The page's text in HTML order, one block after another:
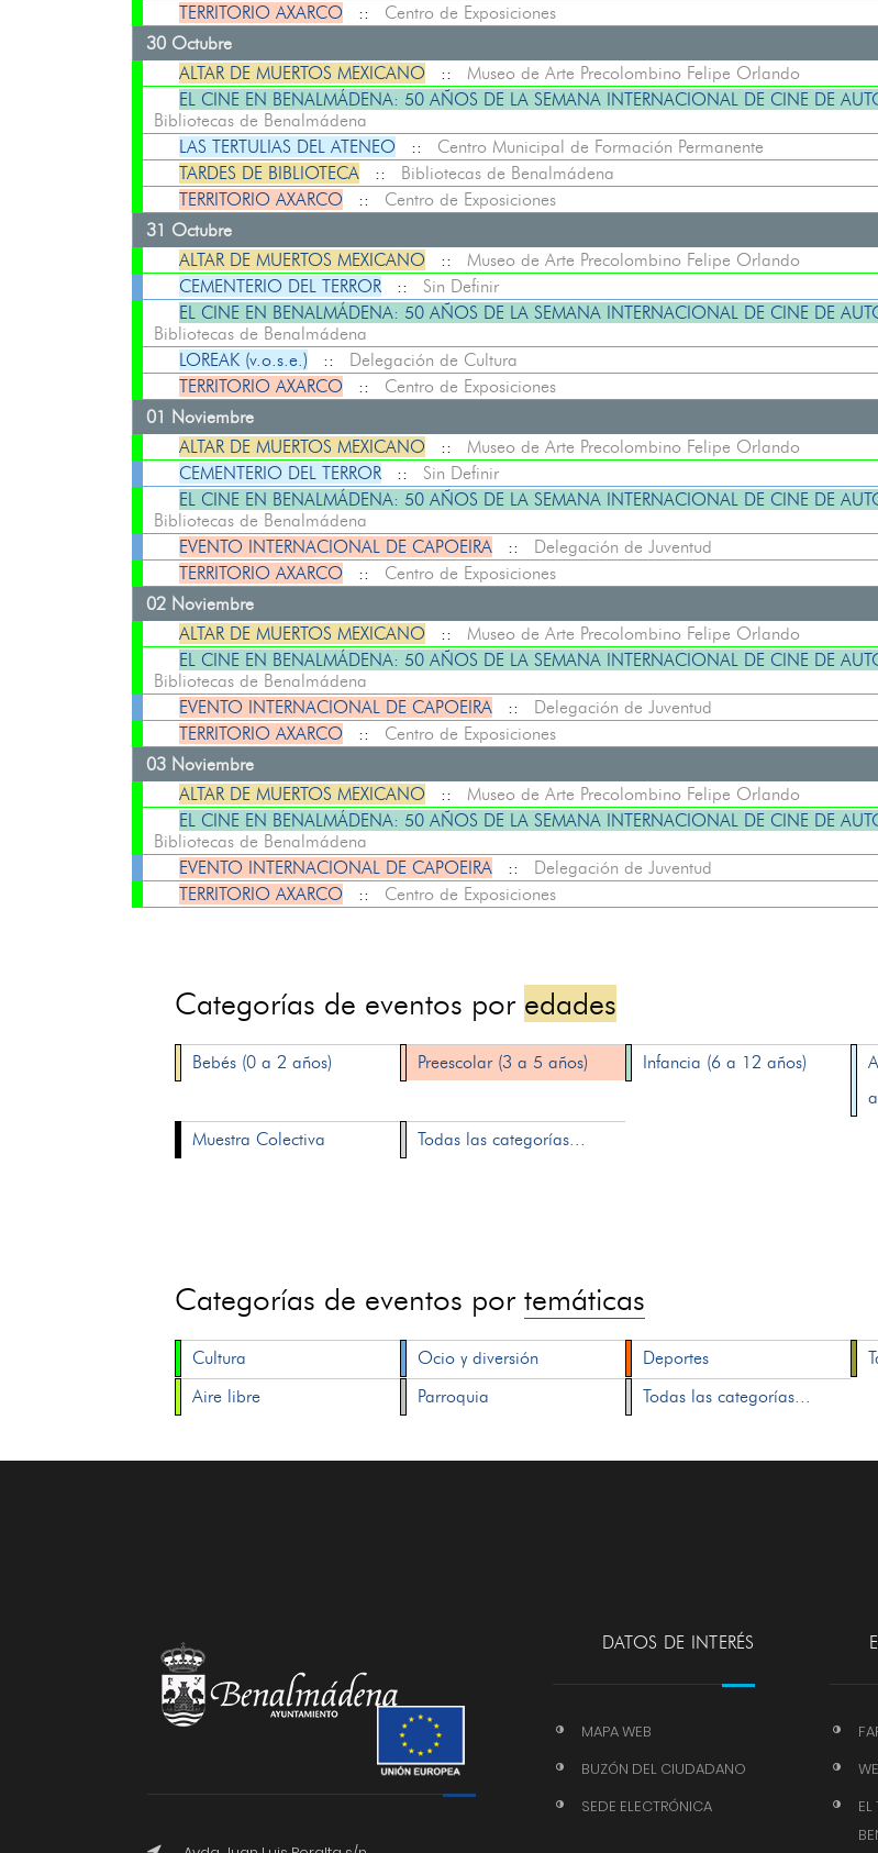
TERRITORIO AXARCO :: Centro de Exposiciones
30 Octubre
ALTAR DE MUERTOS MEXICANO :: Museo de Arte Precolombino Felipe Orlando
EL CINE EN BENALMÁDENA: 50 AÑOS DE LA SEMANA INTERNACIONAL DE CINE DE
Bibliotecas de Benalmádena
LAS TERTULIAS DEL ATENEO :: Centro Municipal de Formación Permanente
TARDES DE BIBLIOTECA:: Bibliotecas de Benalmádena
TERRITORIO AXARCO :: Centro de Exposiciones
31 Octubre
ALTAR DE MUERTOS MEXICANO :: Museo de Arte Precolombino Felipe Orlando
CEMENTERIO DEL TERROR:: Sin Definir
EL CINE EN BENALMÁDENA: 50 AÑOS DE LA SEMANA INTERNACIONAL DE CINE DE
Bibliotecas de Benalmádena
LOREAK (v.o.s.e.) :: Delegación de Cultura
TERRITORIO AXARCO :: Centro de Exposiciones
01 Noviembre
ALTAR DE MUERTOS MEXICANO :: Museo de Arte Precolombino Felipe Orlando
CEMENTERIO DEL TERROR:: Sin Definir
EL CINE EN BENALMÁDENA: 50 AÑOS DE LA SEMANA INTERNACIONAL DE CINE DE
Bibliotecas de Benalmádena
EVENTO INTERNACIONAL DE CAPOEIRA:: Delegación de Juventud
TERRITORIO AXARCO :: Centro de Exposiciones
02 Noviembre
ALTAR DE MUERTOS MEXICANO :: Museo de Arte Precolombino Felipe Orlando
EL CINE EN BENALMÁDENA: 50 AÑOS DE LA SEMANA INTERNACIONAL DE CINE DE
Bibliotecas de Benalmádena
EVENTO INTERNACIONAL DE CAPOEIRA:: Delegación de Juventud
TERRITORIO AXARCO :: Centro de Exposiciones
03 Noviembre
ALTAR DE MUERTOS MEXICANO :: Museo de Arte Precolombino Felipe Orlando
EL CINE EN BENALMÁDENA: 50 AÑOS DE LA SEMANA INTERNACIONAL DE CINE DE
Bibliotecas de Benalmádena
EVENTO INTERNACIONAL DE CAPOEIRA:: Delegación de Juventud
TERRITORIO AXARCO :: Centro de Exposiciones
Categorías de eventos por edades
Bebés (0 a 2 años) Preescolar (3 a 5 años) Infancia (6 a 12 años)
Muestra Colectiva
Todas las categorías...
Categorías de eventos portemáticas
Cultura Ocio y diversión Deportes
Aire libre
Parroquia Todas las categorías...
DATOS DE INTERÉS
MAPA WEB
BUZÓN DEL CIUDADANO
SEDE ELECTRÓNICA
EL